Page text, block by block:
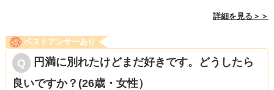
詳細を見る＞＞
ベストアンサーあり
円満に別れたけどまだ好きです。どうしたら
良いですか？(26歳・女性）